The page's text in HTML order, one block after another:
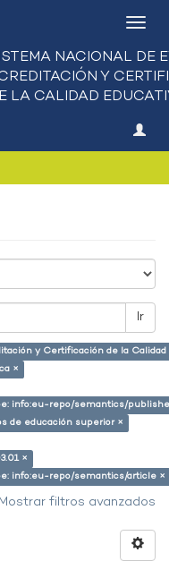
Ir
y Certificación de la
×
info:eu-repo/semantics/
de educación superior ×
×
info:eu-repo/semantics/article ×
Mostrar filtros avanzados